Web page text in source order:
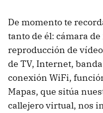
De momento te
tanto de él: cámara
reproducción de
de TV, Internet,
conexión WiFi,
Mapas, que sitúa
callejero virtual, nos